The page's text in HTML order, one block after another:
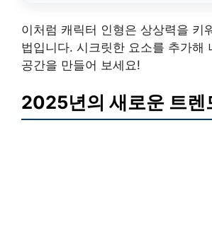
이처럼 캐릭터 인형은 상상력을 키
법입니다. 시크릿한 요소를 추가해
공간을 만들어 보세요!
2025년의 새로운 트렌